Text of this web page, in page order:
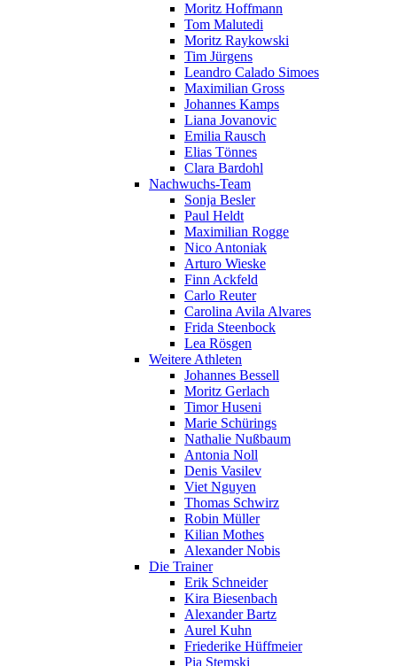
Moritz Hoffmann
Tom Malutedi
Moritz Raykowski
Tim Jürgens
Leandro Calado Simoes
Maximilian Gross
Johannes Kamps
Liana Jovanovic
Emilia Rausch
Elias Tönnes
Clara Bardohl
Nachwuchs-Team
Sonja Besler
Paul Heldt
Maximilian Rogge
Nico Antoniak
Arturo Wieske
Finn Ackfeld
Carlo Reuter
Carolina Avila Alvares
Frida Steenbock
Lea Rösgen
Weitere Athleten
Johannes Bessell
Moritz Gerlach
Timor Huseni
Marie Schürings
Nathalie Nußbaum
Antonia Noll
Denis Vasilev
Viet Nguyen
Thomas Schwirz
Robin Müller
Kilian Mothes
Alexander Nobis
Die Trainer
Erik Schneider
Kira Biesenbach
Alexander Bartz
Aurel Kuhn
Friederike Hüffmeier
Pia Stemski